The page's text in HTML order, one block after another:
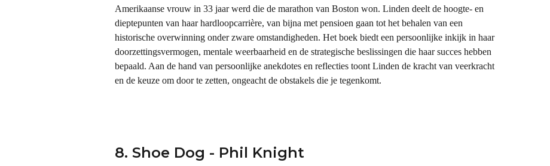
Amerikaanse vrouw in 33 jaar werd die de marathon van Boston won. Linden deelt de hoogte- en
dieptepunten van haar hardloopcarrière, van bijna met pensioen gaan tot het behalen van een
historische overwinning onder zware omstandigheden. Het boek biedt een persoonlijke inkijk in haar
doorzettingsvermogen, mentale weerbaarheid en de strategische beslissingen die haar succes hebben
bepaald. Aan de hand van persoonlijke anekdotes en reflecties toont Linden de kracht van veerkracht
en de keuze om door te zetten, ongeacht de obstakels die je tegenkomt.
8. Shoe Dog - Phil Knight